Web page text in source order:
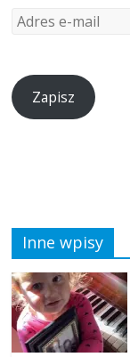
Zapisz
Inne wpisy